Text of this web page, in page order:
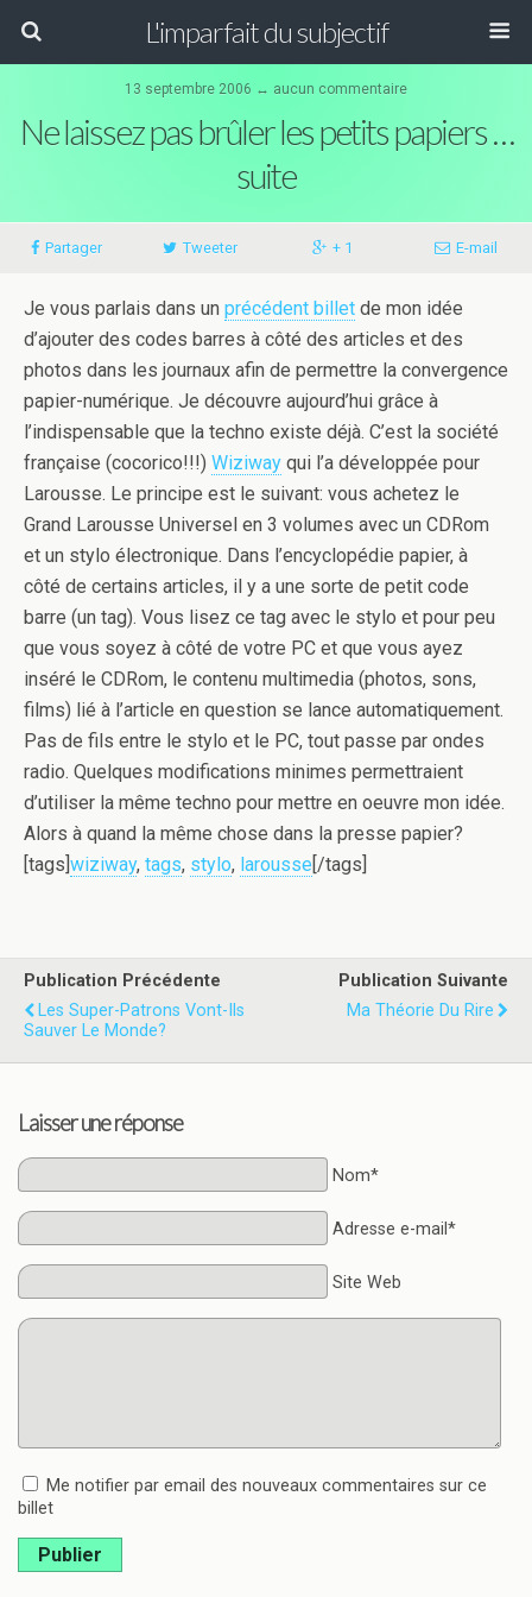
L'imparfait du subjectif
13 septembre 2006 ↔ aucun commentaire
Ne laissez pas brûler les petits papiers …
suite
Partager Tweeter + 1 E-mail
Je vous parlais dans un précédent billet de mon idée
d’ajouter des codes barres à côté des articles et des
photos dans les journaux afin de permettre la convergence
papier-numérique. Je découvre aujourd’hui grâce à
l’indispensable que la techno existe déjà. C’est la société
française (cocorico!!!) Wiziway qui l’a développée pour
Larousse. Le principe est le suivant: vous achetez le
Grand Larousse Universel en 3 volumes avec un CDRom
et un stylo électronique. Dans l’encyclopédie papier, à
côté de certains articles, il y a une sorte de petit code
barre (un tag). Vous lisez ce tag avec le stylo et pour peu
que vous soyez à côté de votre PC et que vous ayez
inséré le CDRom, le contenu multimedia (photos, sons,
films) lié à l’article en question se lance automatiquement.
Pas de fils entre le stylo et le PC, tout passe par ondes
radio. Quelques modifications minimes permettraient
d’utiliser la même techno pour mettre en oeuvre mon idée.
Alors à quand la même chose dans la presse papier?
[tags]wiziway, tags, stylo, larousse[/tags]
Publication Précédente
Les Super-Patrons Vont-Ils
Sauver Le Monde?
Publication Suivante
Ma Théorie Du Rire
Laisser une réponse
Nom*
Adresse e-mail*
Site Web
Me notifier par email des nouveaux commentaires sur ce
billet
Publier